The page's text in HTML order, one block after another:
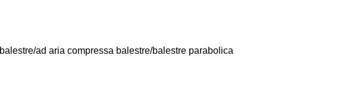
balestre/ad aria compressa balestre/balestre parabolica